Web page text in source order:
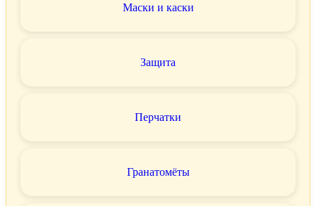
Маски и каски
Защита
Перчатки
Гранатомёты